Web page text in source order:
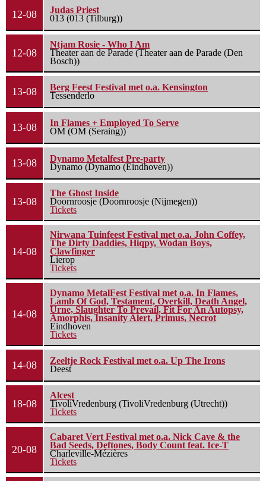
12-08
Judas Priest
013 (013 (Tilburg))
12-08
Ntjam Rosie - Who I Am
Theater aan de Parade (Theater aan de Parade (Den
Bosch))
13-08
Berg Feest Festival met o.a. Kensington
Tessenderlo
13-08
In Flames + Employed To Serve
OM (OM (Seraing))
13-08
Dynamo Metalfest Pre-party
Dynamo (Dynamo (Eindhoven))
13-08
The Ghost Inside
Doornroosje (Doornroosje (Nijmegen))
Tickets
14-08
Nirwana Tuinfeest Festival met o.a. John Coffey,
The Dirty Daddies, Hiqpy, Wodan Boys,
Clawfinger
Lierop
Tickets
14-08
Dynamo MetalFest Festival met o.a. In Flames,
Lamb Of God, Testament, Overkill, Death Angel,
Urne, Slaughter To Prevail, Fit For An Autopsy,
Amorphis, Insanity Alert, Primus, Necrot
Eindhoven
Tickets
14-08
Zeeltje Rock Festival met o.a. Up The Irons
Deest
18-08
Alcest
TivoliVredenburg (TivoliVredenburg (Utrecht))
Tickets
20-08
Cabaret Vert Festival met o.a. Nick Cave & the
Bad Seeds, Deftones, Body Count feat. Ice-T
Charleville-Mézières
Tickets